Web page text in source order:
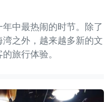
中最热闹的时节。除了
之外，越来越多新的文
旅行体验。